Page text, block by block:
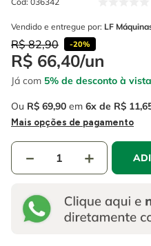
Vendido e entregue por: LF
R$ 82,90 -20%
R$ 66,40/un
Já com 5% de desconto à vista
Ou R$ 69,90 em 6 R$ 11,
Mais opções de pagamento
＋
－
6º fio
chave impacto
8 º disco corte
cabo flexivel
º escada
º serra circular
º fio
º chave impacto
º disco corte
serra copo